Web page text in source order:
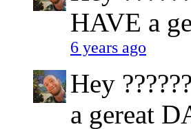
HAVE a
6 years ago
Hey
a gereat